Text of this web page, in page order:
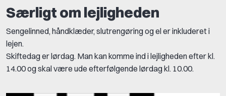
Særligt om lejligheden
Sengelinned, håndklæder, slutrengøring og el er inkluderet i
lejen.
Skiftedag er lørdag. Man kan komme ind i lejligheden efter kl.
14.00 og skal være ude efterfølgende lørdag kl. 10.00.